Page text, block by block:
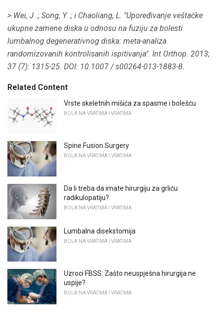
> Wei, J .; Song, Y .; i Chaoliang, L. "Upoređivanje veštačke
ukupne zamene diska u odnosu na fuziju za bolesti
lumbalnog degenerativnog diska: meta-analiza
randomizovanih kontrolisanih ispitivanja". Int Orthop. 2013;
37 (7): 1315-25. DOI: 10.1007 / s00264-013-1883-8.
Related Content
Vrste skeletnih mišića za spasme i bolešću
BOLA NA VRATIMA I VRATIMA
Spine Fusion Surgery
BOLA NA VRATIMA I VRATIMA
Da li treba da imate hirurgiju za grliću
radikulopatiju?
BOLA NA VRATIMA I VRATIMA
Lumbalna disekstomija
BOLA NA VRATIMA I VRATIMA
Uzroci FBSS: Zašto neuspješna hirurgija ne
uspije?
BOLA NA VRATIMA I VRATIMA